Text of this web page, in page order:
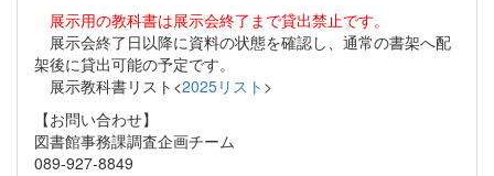
展示用の教科書は展示会終了まで貸出禁止です。
展示会終了日以降に資料の状態を確認し、通常の書架へ配
架後に貸出可能の予定です。
展示教科書リスト<2025リスト >
【お問い合わせ】
図書館事務課調査企画チーム
089-927-8849